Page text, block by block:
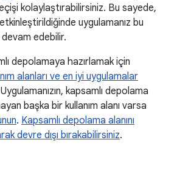
kolaylaştırabilirsiniz. Bu sayede,
uygulamanız bu
edebilir.
depolamaya hazırlamak için
alanları ve en iyi uygulamalar
kapsamlı depolama
başka bir kullanım alanı varsa
. Kapsamlı depolama alanını
devre dışı bırakabilirsiniz.